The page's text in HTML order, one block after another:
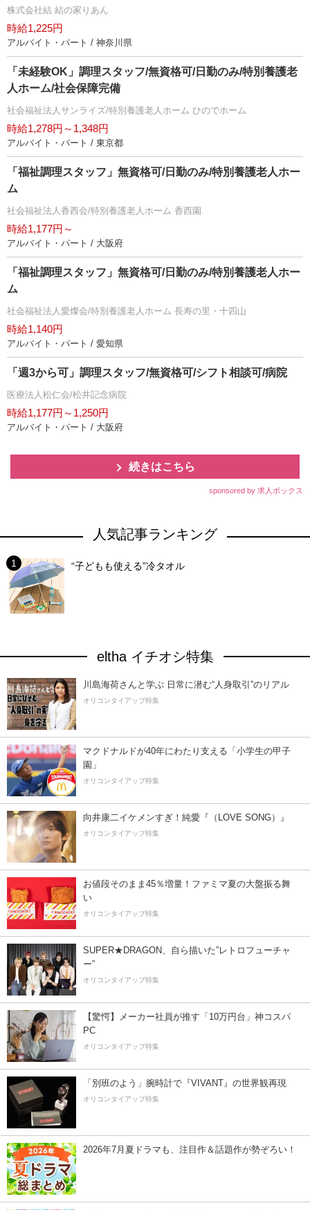
株式会社結 結の家りあん
時給1,225円
アルバイト・パート / 神奈川県
「未経験OK」調理スタッフ/無資格可/日勤のみ/特別養護老
人ホーム/社会保障完備
社会福祉法人サンライズ/特別養護老人ホーム ひのでホーム
時給1,278円～1,348円
アルバイト・パート / 東京都
「福祉調理スタッフ」無資格可/日勤のみ/特別養護老人ホー
ム
社会福祉法人香西会/特別養護老人ホーム 香西園
時給1,177円～
アルバイト・パート / 大阪府
「福祉調理スタッフ」無資格可/日勤のみ/特別養護老人ホー
ム
社会福祉法人愛燦会/特別養護老人ホーム 長寿の里・十四山
時給1,140円
アルバイト・パート / 愛知県
「週3から可」調理スタッフ/無資格可/シフト相談可/病院
医療法人松仁会/松井記念病院
時給1,177円～1,250円
アルバイト・パート / 大阪府
続きはこちら
sponsored by 求人ボックス
人気記事ランキング
“子どもも使える”冷タオル
eltha イチオシ特集
川島海荷さんと学ぶ 日常に潜む“人身取引”のリアル
オリコンタイアップ特集
マクドナルドが40年にわたり支える「小学生の甲子
園」
オリコンタイアップ特集
向井康二イケメンすぎ！純愛『（LOVE SONG）』
オリコンタイアップ特集
お値段そのまま45％増量！ファミマ夏の大盤振る舞
い
オリコンタイアップ特集
SUPER★DRAGON、自ら描いた”レトロフューチャ
ー”
オリコンタイアップ特集
【驚愕】メーカー社員が推す「10万円台」神コスパ
PC
オリコンタイアップ特集
「別班のよう」腕時計で『VIVANT』の世界観再現
オリコンタイアップ特集
2026年7月夏ドラマも、注目作＆話題作が勢ぞろい！